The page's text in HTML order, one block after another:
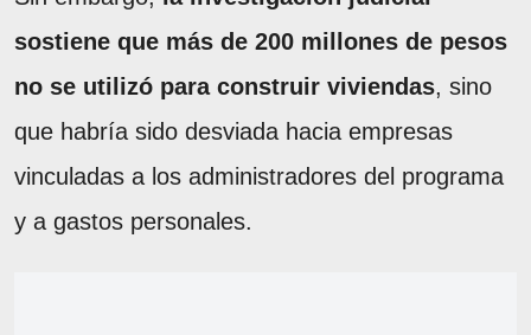
sostiene que más de 200 millones de pesos
no se utilizó para construir viviendas, sino
que habría sido desviada hacia empresas
vinculadas a los administradores del programa
y a gastos personales.